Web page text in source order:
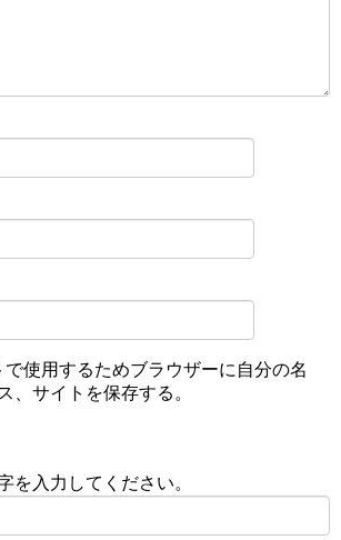
使用するためブラウザーに自分の名
、サイトを保存する。
を入力してください。